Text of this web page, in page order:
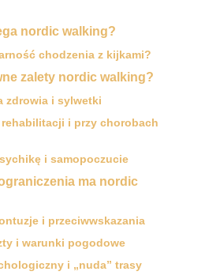
nordic walking?
chodzenia z kijkami?
zalety nordic walking?
zdrowia i sylwetki
rehabilitacji i przy chorobach
i samopoczucie
ma nordic
i przeciwwskazania
i warunki pogodowe
i „nuda” trasy